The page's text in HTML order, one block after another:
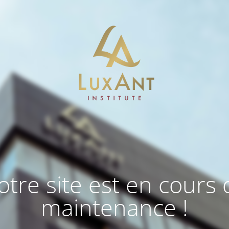
site est en cours
maintenance !